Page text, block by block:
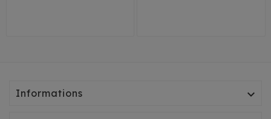
Informations 